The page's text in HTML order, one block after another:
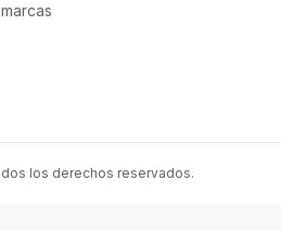
los derechos reservados.